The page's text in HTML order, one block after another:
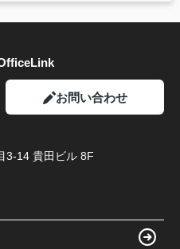
お問い合わせ
3-14 貴田ビル 8F